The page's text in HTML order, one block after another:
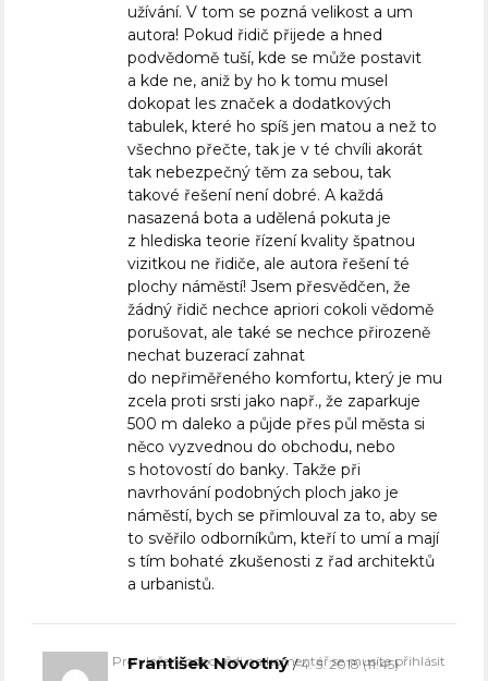
užívání. V tom se pozná velikost a um
autora! Pokud řidič přijede a hned
podvědomě tuší, kde se může postavit
a kde ne, aniž by ho k tomu musel
dokopat les značek a dodatkových
tabulek, které ho spíš jen matou a než to
všechno přečte, tak je v té chvíli akorát
tak nebezpečný těm za sebou, tak
takové řešení není dobré. A každá
nasazená bota a udělená pokuta je
z hlediska teorie řízení kvality špatnou
vizitkou ne řidiče, ale autora řešení té
plochy náměstí! Jsem přesvědčen, že
žádný řidič nechce apriori cokoli vědomě
porušovat, ale také se nechce přirozeně
nechat buzerací zahnat
do nepřiměřeného komfortu, který je mu
zcela proti srsti jako např., že zaparkuje
500 m daleko a půjde přes půl města si
něco vyzvednou do obchodu, nebo
s hotovostí do banky. Takže při
navrhování podobných ploch jako je
náměstí, bych se přimlouval za to, aby se
to svěřilo odborníkům, kteří to umí a mají
s tím bohaté zkušenosti z řad architektů
a urbanistů.
František Novotný 4. 5. 2018 (11:45)
Pro vložení odpovědi na komentář se musíte přihlásit